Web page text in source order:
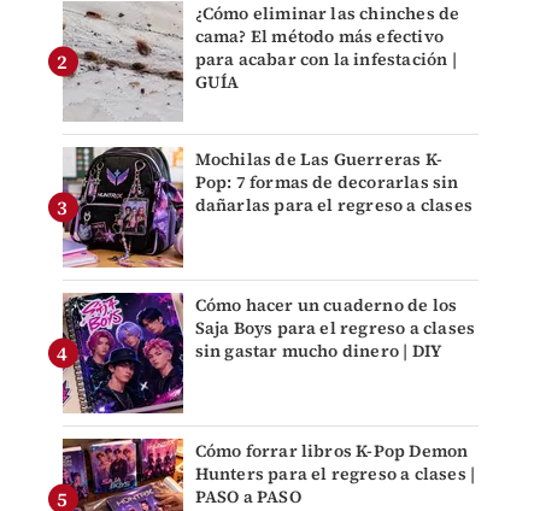
¿Cómo eliminar las chinches de
cama? El método más efectivo
para acabar con la infestación |
GUÍA
Mochilas de Las Guerreras K-
Pop: 7 formas de decorarlas sin
dañarlas para el regreso a clases
Cómo hacer un cuaderno de los
Saja Boys para el regreso a clases
sin gastar mucho dinero | DIY
Cómo forrar libros K-Pop Demon
Hunters para el regreso a clases |
PASO a PASO